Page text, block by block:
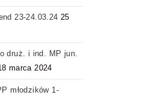
23-24.03.24 25
druż. i ind. MP jun.
marca 2024
młodzików 1-